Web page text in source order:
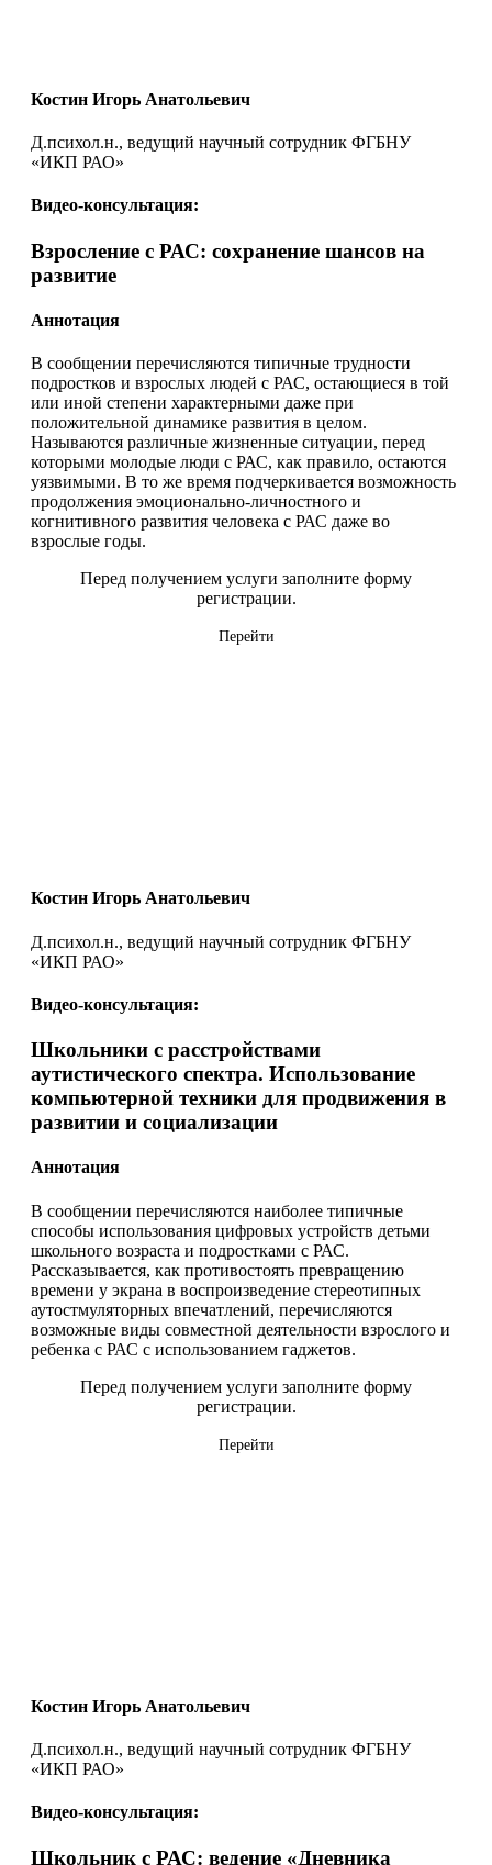
Костин Игорь Анатольевич
Д.психол.н., ведущий научный сотрудник ФГБНУ
«ИКП РАО»
Видео-консультация:
Взросление с РАС: сохранение шансов на
развитие
Аннотация
В сообщении перечисляются типичные трудности
подростков и взрослых людей с РАС, остающиеся в той
или иной степени характерными даже при
положительной динамике развития в целом.
Называются различные жизненные ситуации, перед
которыми молодые люди с РАС, как правило, остаются
уязвимыми. В то же время подчеркивается возможность
продолжения эмоционально-личностного и
когнитивного развития человека с РАС даже во
взрослые годы.
Перед получением услуги заполните форму
регистрации.
Перейти
Костин Игорь Анатольевич
Д.психол.н., ведущий научный сотрудник ФГБНУ
«ИКП РАО»
Видео-консультация:
Школьники с расстройствами
аутистического спектра. Использование
компьютерной техники для продвижения в
развитии и социализации
Аннотация
В сообщении перечисляются наиболее типичные
способы использования цифровых устройств детьми
школьного возраста и подростками с РАС.
Рассказывается, как противостоять превращению
времени у экрана в воспроизведение стереотипных
аутостмуляторных впечатлений, перечисляются
возможные виды совместной деятельности взрослого и
ребенка с РАС с использованием гаджетов.
Перед получением услуги заполните форму
регистрации.
Перейти
Костин Игорь Анатольевич
Д.психол.н., ведущий научный сотрудник ФГБНУ
«ИКП РАО»
Видео-консультация:
Школьник с РАС: ведение «Дневника